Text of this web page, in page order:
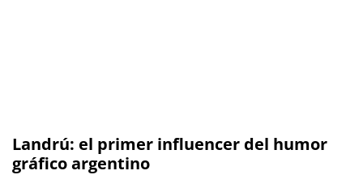
Landrú: el primer influencer del humor
gráfico argentino